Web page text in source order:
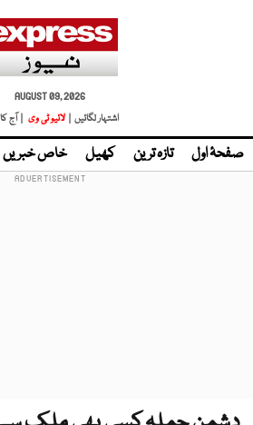
AUGUST 09, 2026
اشتہار لگائیں |
لائیو ٹی وی | آج
صفحۂ اول تازہ ترین کھیل خاص خبریں